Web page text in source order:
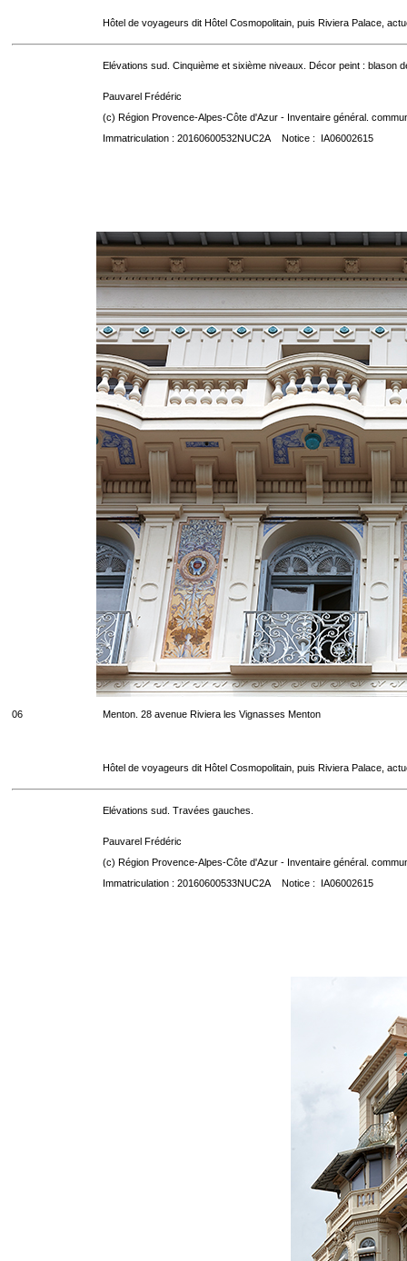
Hôtel de voyageurs dit Hôtel Cosmopolitain, puis Riviera Palace,
Elévations sud. Cinquième et sixième niveaux. Décor peint : blason
Pauvarel Frédéric
(c) Région Provence-Alpes-Côte d'Azur - Inventaire général.
Immatriculation : 20160600532NUC2A Notice : IA06002615
06 Menton. 28 avenue Riviera les Vignasses Menton
Hôtel de voyageurs dit Hôtel Cosmopolitain, puis Riviera Palace,
Elévations sud. Travées gauches.
Pauvarel Frédéric
(c) Région Provence-Alpes-Côte d'Azur - Inventaire général.
Immatriculation : 20160600533NUC2A Notice : IA06002615